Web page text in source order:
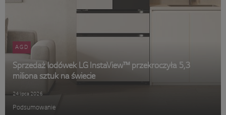
AGD
Sprzedaż lodówek LG InstaView™ przekroczyła 5,3
miliona sztuk na świecie
24 lipca 2026
Podsumowanie